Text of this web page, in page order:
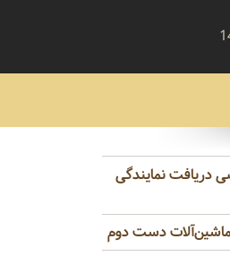
دریافت نمایندگی
دست دوم